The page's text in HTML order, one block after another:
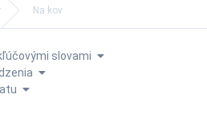
Na kov
slovami